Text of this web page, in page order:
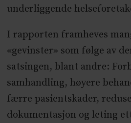
underliggende
I rapporten framheves
«gevinster» som følge av
satsingen, blant andre:
samhandling, høyere
færre pasientskader,
dokumentasjon og leting